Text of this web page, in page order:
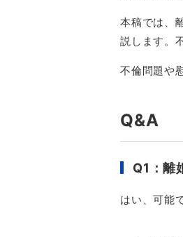
本稿では、
説します。
不倫問題や
Q&A
Q1：離
はい、可能